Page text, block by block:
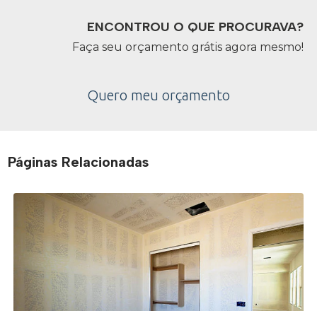
ENCONTROU O QUE PROCURAVA?
Faça seu orçamento grátis agora mesmo!
Quero meu orçamento
Páginas Relacionadas